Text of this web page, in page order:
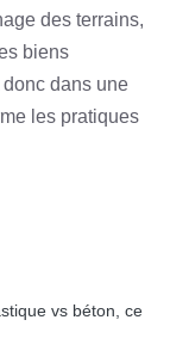
des terrains,
biens
dans une
les pratiques
vs béton, ce